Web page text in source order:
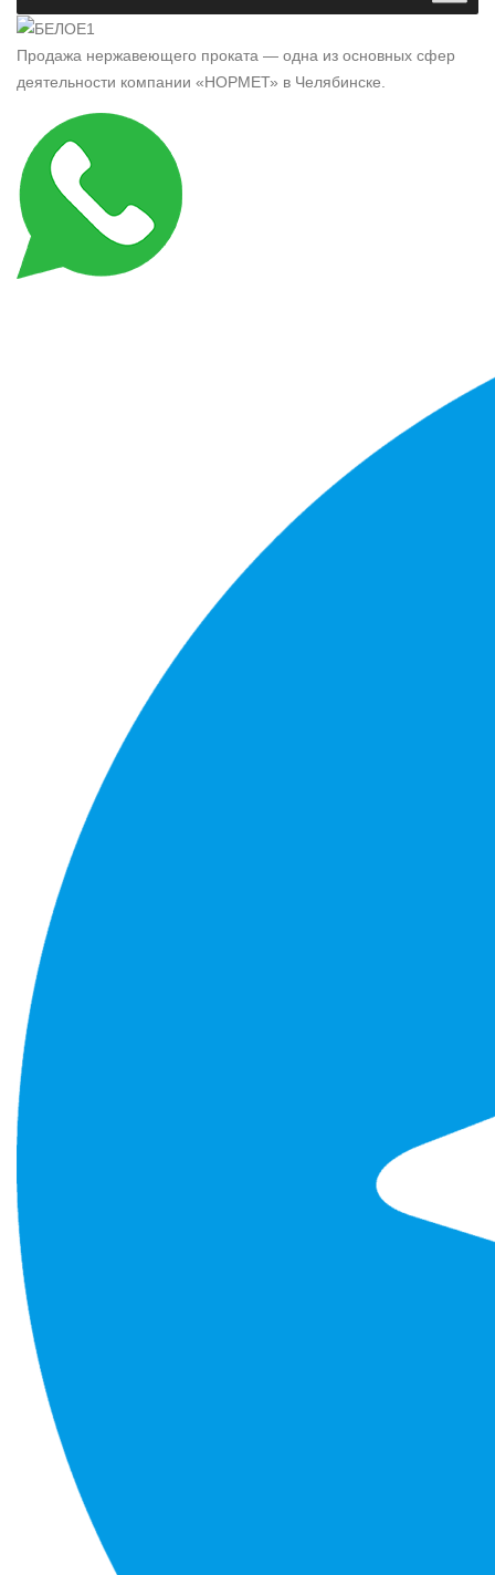
Продажа нержавеющего проката — одна из основных сфер
деятельности компании «НОРМЕТ» в Челябинске.